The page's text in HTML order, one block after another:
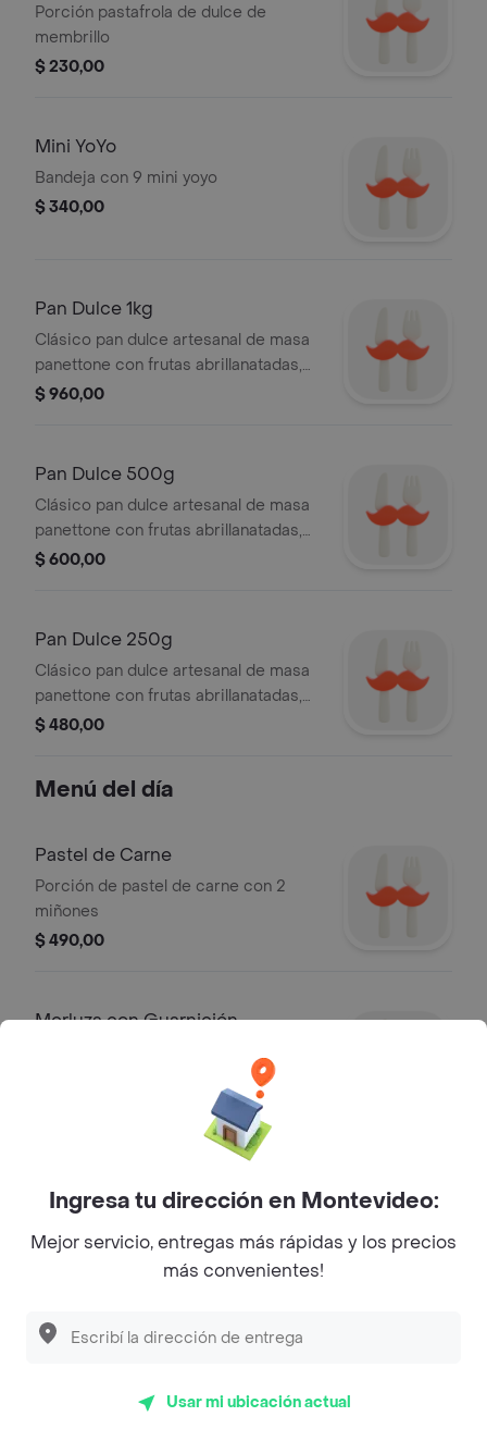
Porción pastafrola de dulce de
membrillo
$ 230,00
Mini YoYo
Bandeja con 9 mini yoyo
$ 340,00
Pan Dulce 1kg
Clásico pan dulce artesanal de masa
panettone con frutas abrillanatadas,
pasas de uvas, frutos secos, y
$ 960,00
Pan Dulce 500g
Clásico pan dulce artesanal de masa
panettone con frutas abrillanatadas,
pasas de uvas, frutos secos, y
$ 600,00
Pan Dulce 250g
Clásico pan dulce artesanal de masa
panettone con frutas abrillanatadas,
pasas de uvas, frutos secos, y
$ 480,00
Menú del día
Pastel de Carne
Porción de pastel de carne con 2
miñones
$ 490,00
Merluza con Guarnición
Lasagna de pollo o carne con 2
miñones
Estofado de Carne
Ingresa tu dirección en Montevideo:
Mejor servicio, entregas más rápidas y los precios
más convenientes!
Usar mi ubicación actual